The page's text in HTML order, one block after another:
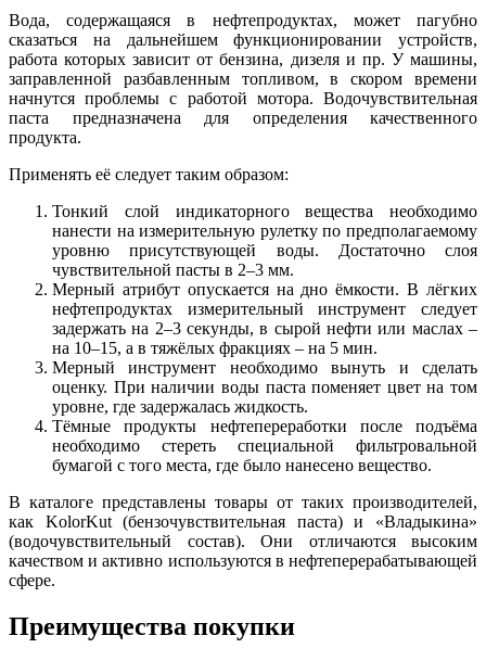
Вода, содержащаяся в нефтепродуктах, может пагубно
сказаться на дальнейшем функционировании устройств,
работа которых зависит от бензина, дизеля и пр. У машины,
заправленной разбавленным топливом, в скором времени
начнутся проблемы с работой мотора. Водочувствительная
паста предназначена для определения качественного
продукта.
Применять её следует таким образом:
Тонкий слой индикаторного вещества необходимо
нанести на измерительную рулетку по предполагаемому
уровню присутствующей воды. Достаточно слоя
чувствительной пасты в 2–3 мм.
Мерный атрибут опускается на дно ёмкости. В лёгких
нефтепродуктах измерительный инструмент следует
задержать на 2–3 секунды, в сырой нефти или маслах –
на 10–15, а в тяжёлых фракциях – на 5 мин.
Мерный инструмент необходимо вынуть и сделать
оценку. При наличии воды паста поменяет цвет на том
уровне, где задержалась жидкость.
Тёмные продукты нефтепереработки после подъёма
необходимо стереть специальной фильтровальной
бумагой с того места, где было нанесено вещество.
В каталоге представлены товары от таких производителей,
как KolorKut (бензочувствительная паста) и «Владыкина»
(водочувствительный состав). Они отличаются высоким
качеством и активно используются в нефтеперерабатывающей
сфере.
Преимущества покупки